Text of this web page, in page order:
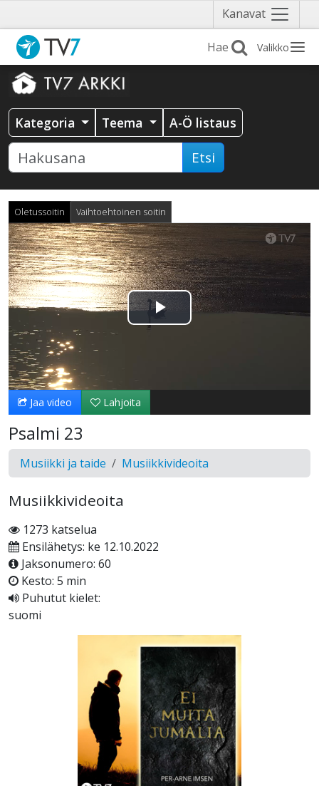
Kanavat Näytä
valikko
Valikko
Kategoria Teema A-Ö listaus
Etsi
Oletussoitin Vaihtoehtoinen soitin
Toista
Jaa video Lahjoita
Psalmi 23
Musiikki ja taide Musiikkivideoita
Musiikkivideoita
1273 katselua
Ensilähetys: ke 12.10.2022
Jaksonumero: 60
Kesto: 5 min
Puhutut kielet:
suomi